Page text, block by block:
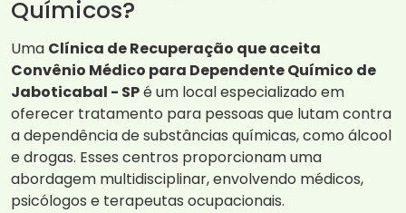
Químicos?
Uma Clínica de Recuperação que aceita
Convênio Médico para Dependente Químico de
Jaboticabal - SPé um local especializado em
oferecer tratamento para pessoas que lutam contra
a dependência de substâncias químicas, como álcool
e drogas. Esses centros proporcionam uma
abordagem multidisciplinar, envolvendo médicos,
psicólogos e terapeutas ocupacionais.